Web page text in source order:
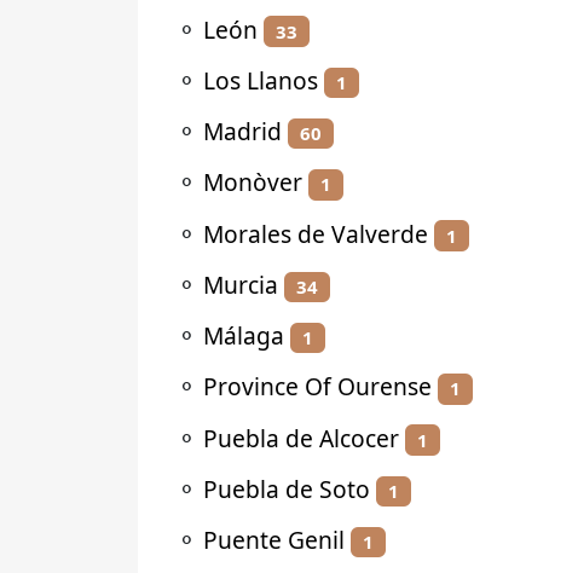
⚬ León 33
⚬ Los Llanos 1
⚬ Madrid 60
⚬ Monòver 1
⚬ Morales de Valverde 1
⚬ Murcia 34
⚬ Málaga 1
⚬ Province Of Ourense 1
⚬ Puebla de Alcocer 1
⚬ Puebla de Soto 1
⚬ Puente Genil 1